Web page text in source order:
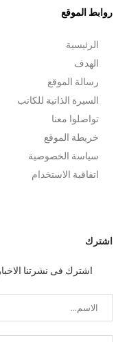
روابط الموقع
الرئيسية
الهدف
رسالة الموقع
السيرة الذاتية للكاتب
تواصلوا معنا
خريطة الموقع
سياسة الخصوصية
اتفاقبة الاستخدام
اشترك
اشترك فى نشرتنا